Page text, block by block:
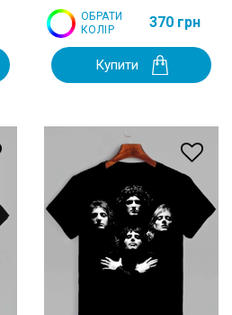
ОБРАТИ
КОЛІР
370 грн
Купити